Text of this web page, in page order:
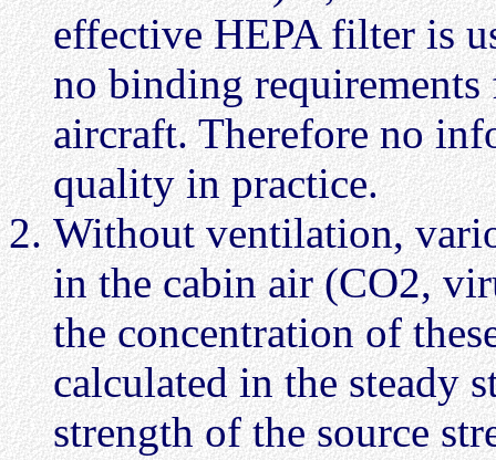
effective HEPA filter is
no binding
aircraft. Therefore no
quality in practice.
Without ventilation,
in the cabin air (CO2,
the concentration of
calculated in the steady
strength of the source